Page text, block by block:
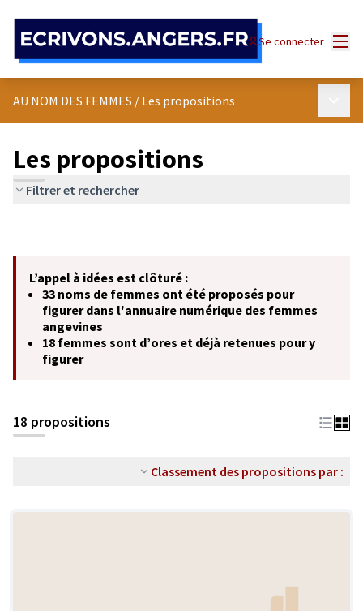
Se connecter
AU NOM DES FEMMES / Les propositions
Les propositions
Filtrer et rechercher
L’appel à idées est clôturé :
33 noms de femmes ont été proposés pour
figurer dans l'annuaire numérique des femmes
angevines
18 femmes sont d’ores et déjà retenues pour y
figurer
18 propositions
Classement des propositions par :